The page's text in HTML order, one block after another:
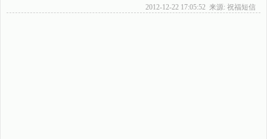
2012-12-22 17:05:52 来源: 祝福短信